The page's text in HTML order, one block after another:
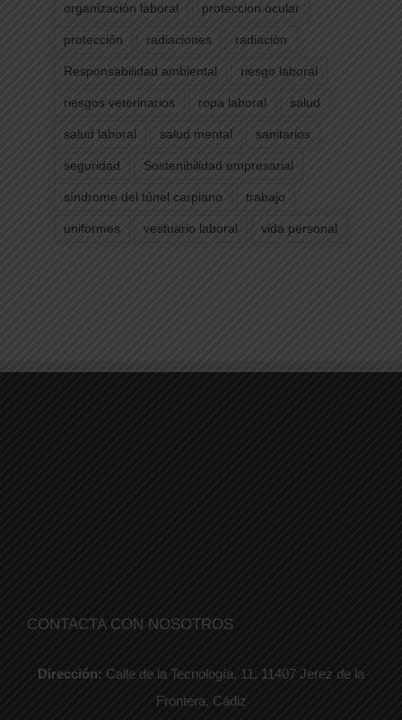
organización laboral proteccion ocular
protección radiaciones radiación
Responsabilidad ambiental riesgo laboral
riesgos veterinarios ropa laboral salud
salud laboral salud mental sanitarios
seguridad Sostenibilidad empresarial
síndrome del túnel carpiano trabajo
uniformes vestuario laboral vida personal
CONTACTA CON NOSOTROS
Dirección: Calle de la Tecnología, 11, 11407 Jerez de la
Frontera, Cádiz